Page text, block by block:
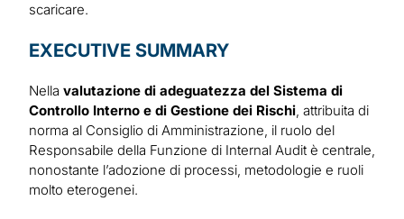
scaricare.
EXECUTIVE SUMMARY
Nella valutazione di adeguatezza del Sistema di
Controllo Interno e di Gestione dei Rischi, attribuita di
norma al Consiglio di Amministrazione, il ruolo del
Responsabile della Funzione di Internal Audit è centrale,
nonostante l’adozione di processi, metodologie e ruoli
molto eterogenei.